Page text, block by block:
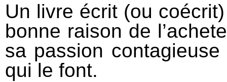
Un livre écrit (ou
bonne raison de
sa passion
qui le font.